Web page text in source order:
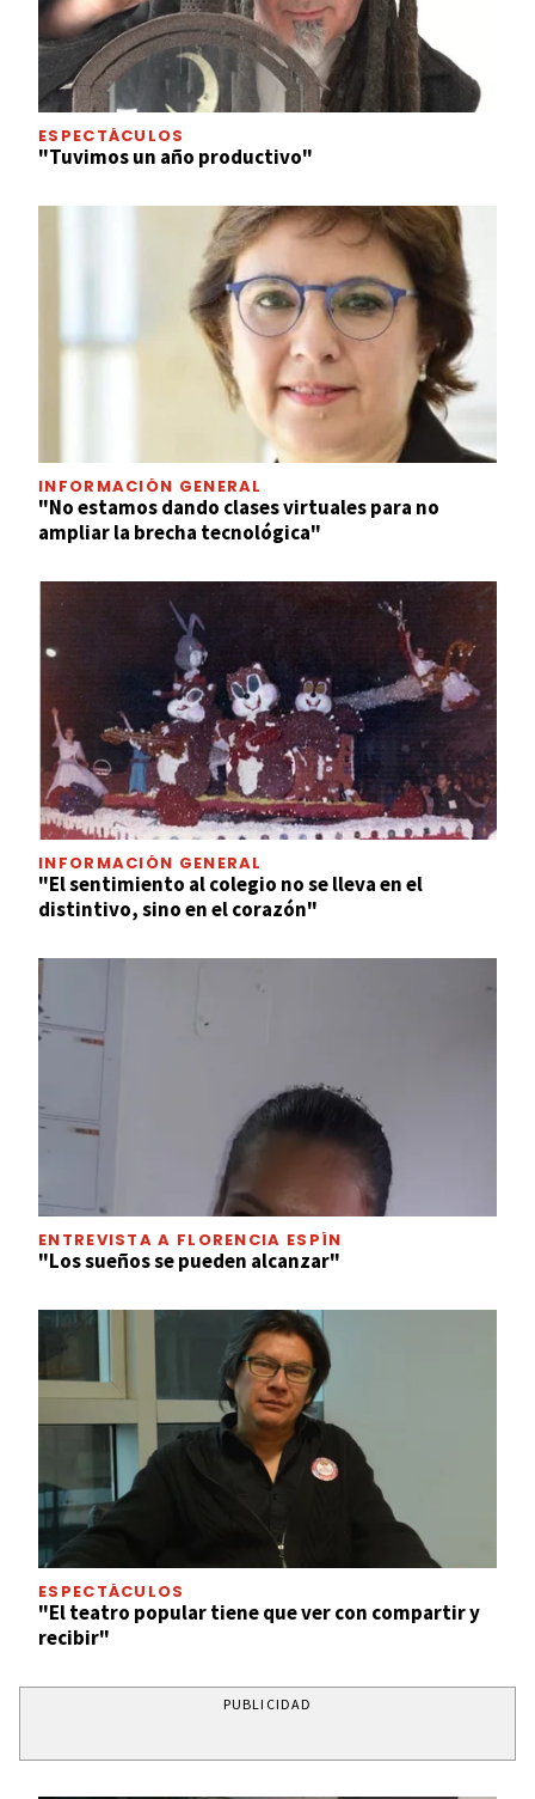
ESPECTÁCULOS
"Tuvimos un año productivo"
INFORMACIÓN GENERAL
"No estamos dando clases virtuales para no
ampliar la brecha tecnológica"
INFORMACIÓN GENERAL
"El sentimiento al colegio no se lleva en el
distintivo, sino en el corazón"
ENTREVISTA A FLORENCIA ESPÍN
"Los sueños se pueden alcanzar"
ESPECTÁCULOS
"El teatro popular tiene que ver con compartir y
recibir"
PUBLICIDAD